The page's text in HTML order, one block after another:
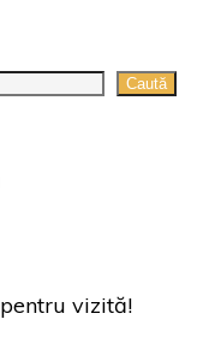
Caută
vizită!